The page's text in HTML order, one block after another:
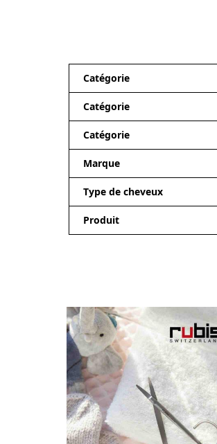
Catégorie
Catégorie
Catégorie
Marque
Type de cheveux
Produit